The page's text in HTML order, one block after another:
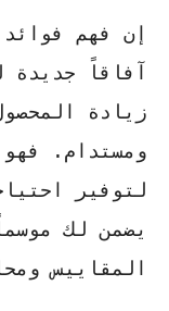
إن فهم
آفاقاً جديدة
زيادة
ومستدام. فهو
لتوفير
يضمن لك
المقاييس